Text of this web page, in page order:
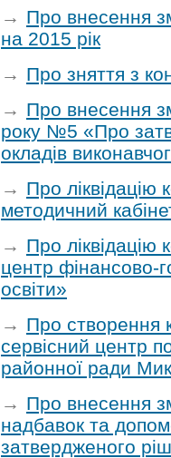
→ Про внесення
на 2015 рік
→ Про зняття з
→ Про внесення
року №5 «Про
окладів
→ Про
методичний
→ Про
центр фінансово-
освіти»
→ Про створення
сервісний центр
районної ради
→ Про внесення
надбавок та
затвердженого